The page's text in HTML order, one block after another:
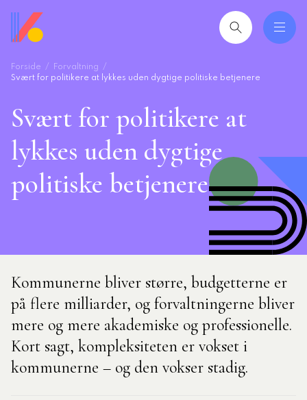
hovedindhold
Forside
Forvaltning
Svært for politikere at lykkes uden dygtige politiske betjenere
Svært for politikere at
lykkes uden dygtige
politiske betjenere
Kommunerne bliver større, budgetterne er
på flere milliarder, og forvaltningerne bliver
mere og mere akademiske og professionelle.
Kort sagt, kompleksiteten er vokset i
kommunerne – og den vokser stadig.
uddannelser
artikler
Ledere der lykkes
Formidler- og